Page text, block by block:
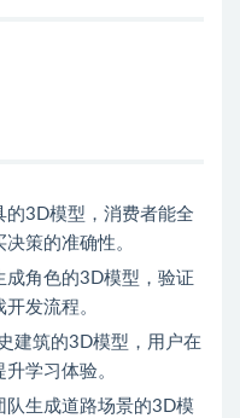
的3D模型，消费者能全
策的准确性。
成角色的3D模型，验证
发流程。
建筑的3D模型，用户在
学习体验。
队生成道路场景的3D模